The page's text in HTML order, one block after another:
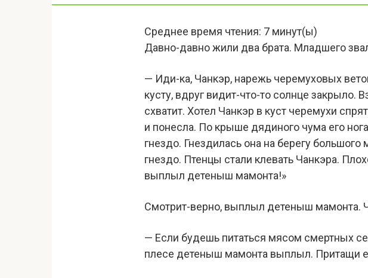
Среднее время чтения: 7 минут(ы)
Давно-давно жили два брата. Младшего
— Иди-ка, Чанкэр, нарежь черемуховых
кусту, вдруг видит-что-то солнце закрыло.
схватит. Хотел Чанкэр в куст черемухи
и понесла. По крыше дядиного чума его
гнездо. Гнездилась она на берегу
гнездо. Птенцы стали клевать Чанкэра.
выплыл детеныш мамонта!»
Смотрит-верно, выплыл детеныш мамонта.
— Если будешь питаться мясом смертных
плесе детеныш мамонта выплыл. Притащи